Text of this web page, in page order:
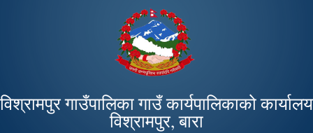
main
content
विश्रामपुर गाउँपालिका गाउँ कार्यपालिकाको कार्यालय
विश्रामपुर, बारा